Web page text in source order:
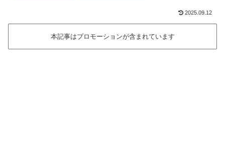
2025.09.12
本記事はプロモーションが含まれています